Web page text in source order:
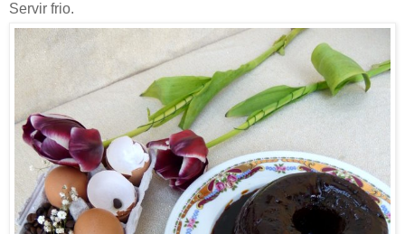
Servir frio.